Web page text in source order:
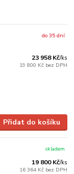
23 958 Kč/ks
19 800 Kč bez DPH
do 35 dní
Přidat do košíku
19 800 Kč/ks
16 364 Kč bez DPH
skladem